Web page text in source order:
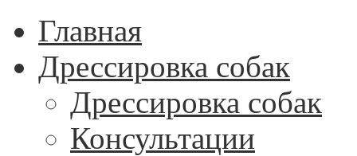
Главная
Дрессировка собак
Дрессировка собак
Консультации